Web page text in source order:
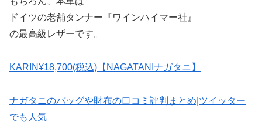
ドイツの老舗タンナー『ワインハイマー社』
の最高級レザーです。
KARIN¥18,700(税込)【NAGATANIナガタニ】
ナガタニのバッグや財布の口コミ評判まとめ|ツイッター
でも人気